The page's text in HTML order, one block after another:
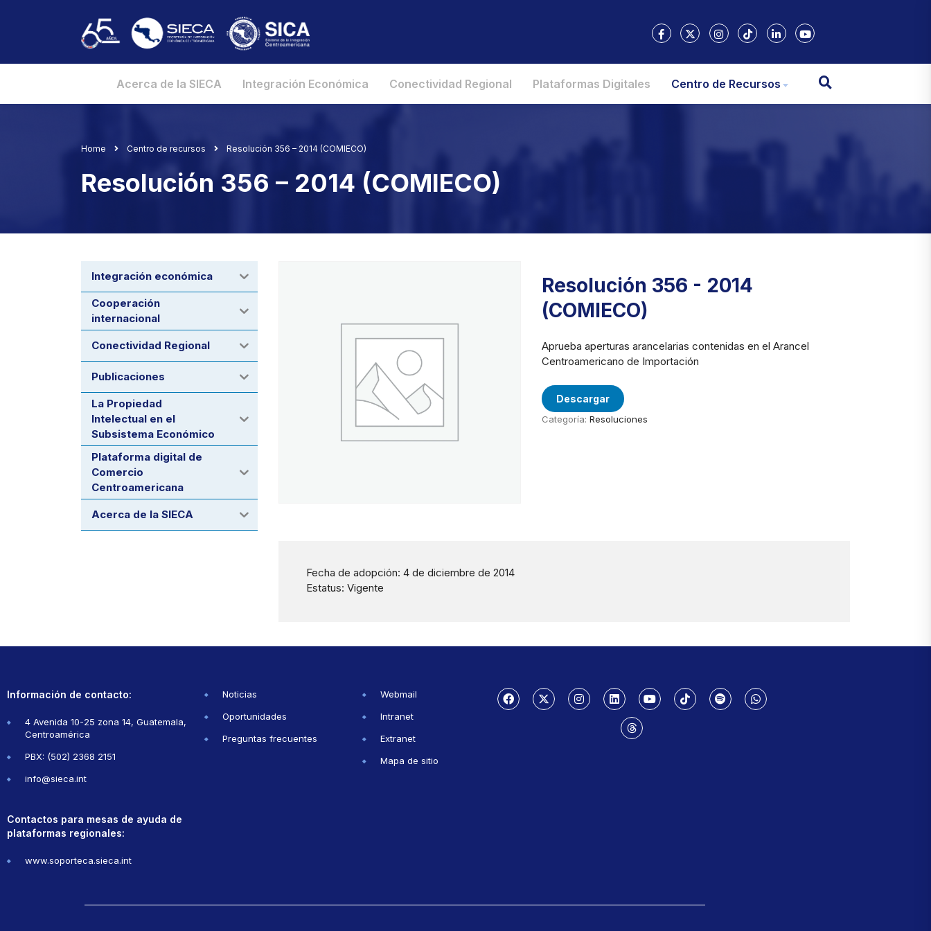
Acerca de la SIECA Integración Económica Conectividad Regional Plataformas Digitales Centro de Recursos
Home Centro de recursos Resolución 356 – 2014 (COMIECO)
Resolución 356 – 2014 (COMIECO)
Resolución 356 - 2014
(COMIECO)
Aprueba aperturas arancelarias contenidas en el Arancel
Centroamericano de Importación
Descargar
Categoría: Resoluciones
Fecha de adopción: 4 de diciembre de 2014
Estatus: Vigente
Integración económica
Cooperación
internacional
Conectividad Regional
Publicaciones
La Propiedad
Intelectual en el
Subsistema Económico
Plataforma digital de
Comercio
Centroamericana
Acerca de la SIECA
Información de contacto:
4 Avenida 10-25 zona 14, Guatemala,
Centroamérica
PBX: (502) 2368 2151
info@sieca.int
Contactos para mesas de ayuda de
plataformas regionales:
www.soporteca.sieca.int
Noticias
Oportunidades
Preguntas frecuentes
Webmail
Intranet
Extranet
Mapa de sitio